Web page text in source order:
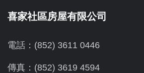
喜家社區房屋有限公司
電話：(852) 3611 0446
傳真：(852) 3619 4594